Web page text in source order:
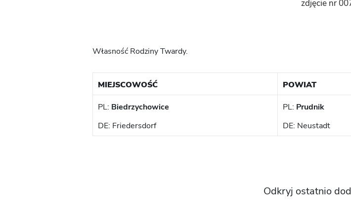
zdjęcie nr
Własność Rodziny Twardy.
MIEJSCOWOŚĆ POWIAT
PL: Biedrzychowice
DE: Friedersdorf
PL: Prudnik
DE: Neustadt
Odkryj ostatnio